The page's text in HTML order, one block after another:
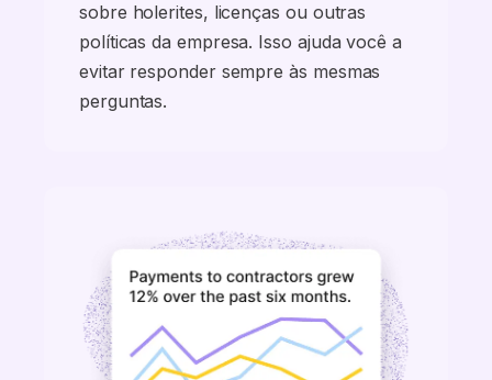
sobre holerites, licenças ou outras
políticas da empresa. Isso ajuda você a
evitar responder sempre às mesmas
perguntas.